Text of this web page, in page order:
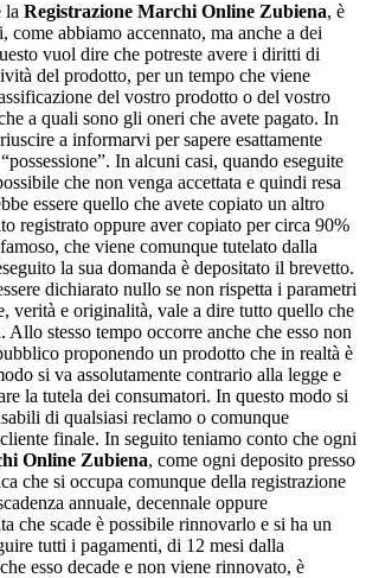
la Registrazione Marchi Online Zubiena, è
come abbiamo accennato, ma anche a dei
vuol dire che potreste avere i diritti di
del prodotto, per un tempo che viene
del vostro prodotto o del vostro
a quali sono gli oneri che avete pagato. In
a informarvi per sapere esattamente
In alcuni casi, quando eseguite
che non venga accettata e quindi resa
essere quello che avete copiato un altro
registrato oppure aver copiato per circa 90%
che viene comunque tutelato dalla
la sua domanda è depositato il brevetto.
dichiarato nullo se non rispetta i parametri
verità e originalità, vale a dire tutto quello che
Allo stesso tempo occorre anche che esso non
proponendo un prodotto che in realtà è
si va assolutamente contrario alla legge e
la tutela dei consumatori. In questo modo si
di qualsiasi reclamo o comunque
finale. In seguito teniamo conto che ogni
Online Zubiena, come ogni deposito presso
che si occupa comunque della registrazione
annuale, decennale oppure
che scade è possibile rinnovarlo e si ha un
tutti i pagamenti, di 12 mesi dalla
esso decade e non viene rinnovato, è